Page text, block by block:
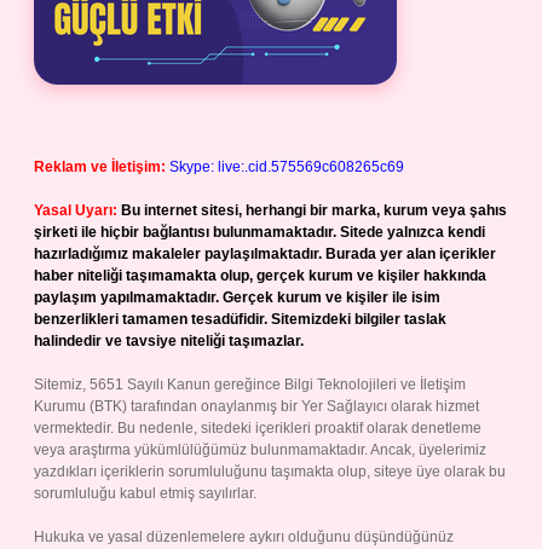
Reklam ve İletişim: Skype: live:.cid.575569c608265c69
Yasal Uyarı: Bu internet sitesi, herhangi bir marka, kurum veya şahıs
şirketi ile hiçbir bağlantısı bulunmamaktadır. Sitede yalnızca kendi
hazırladığımız makaleler paylaşılmaktadır. Burada yer alan içerikler
haber niteliği taşımamakta olup, gerçek kurum ve kişiler hakkında
paylaşım yapılmamaktadır. Gerçek kurum ve kişiler ile isim
benzerlikleri tamamen tesadüfidir. Sitemizdeki bilgiler taslak
halindedir ve tavsiye niteliği taşımazlar.
Sitemiz, 5651 Sayılı Kanun gereğince Bilgi Teknolojileri ve İletişim
Kurumu (BTK) tarafından onaylanmış bir Yer Sağlayıcı olarak hizmet
vermektedir. Bu nedenle, sitedeki içerikleri proaktif olarak denetleme
veya araştırma yükümlülüğümüz bulunmamaktadır. Ancak, üyelerimiz
yazdıkları içeriklerin sorumluluğunu taşımakta olup, siteye üye olarak bu
sorumluluğu kabul etmiş sayılırlar.
Hukuka ve yasal düzenlemelere aykırı olduğunu düşündüğünüz